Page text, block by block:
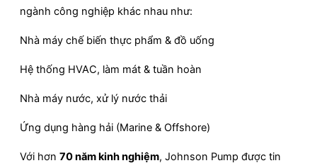
ngành công nghiệp khác nhau như:
Nhà máy chế biến thực phẩm & đồ uống
Hệ thống HVAC, làm mát & tuần hoàn
Nhà máy nước, xử lý nước thải
Ứng dụng hàng hải (Marine & Offshore)
Với hơn 70 năm kinh nghiệm, Johnson Pump được tin